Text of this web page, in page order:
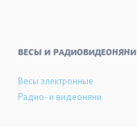
ВЕСЫ И РАДИОВИДЕОНЯНИ
Весы электронные
Радио- и видеоняни